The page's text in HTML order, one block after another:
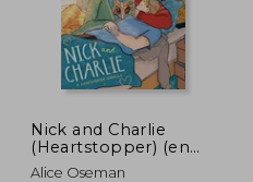
Nick and Charlie
(Heartstopper) (en
Inglés)
Alice Oseman